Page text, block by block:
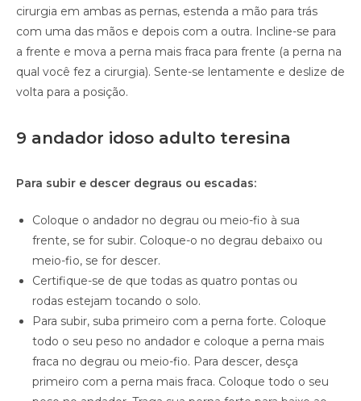
cirurgia em ambas as pernas, estenda a mão para trás
com uma das mãos e depois com a outra. Incline-se para
a frente e mova a perna mais fraca para frente (a perna na
qual você fez a cirurgia). Sente-se lentamente e deslize de
volta para a posição.
9 andador idoso adulto teresina
Para subir e descer degraus ou escadas:
Coloque o andador no degrau ou meio-fio à sua
frente, se for subir. Coloque-o no degrau debaixo ou
meio-fio, se for descer.
Certifique-se de que todas as quatro pontas ou
rodas estejam tocando o solo.
Para subir, suba primeiro com a perna forte. Coloque
todo o seu peso no andador e coloque a perna mais
fraca no degrau ou meio-fio. Para descer, desça
primeiro com a perna mais fraca. Coloque todo o seu